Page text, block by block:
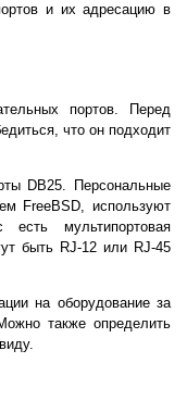
и их адресацию в
портов. Перед
что он подходит
DB25. Персональные
FreeBSD, используют
мультипортовая
быть RJ-12 или RJ-45
на оборудование за
также определить